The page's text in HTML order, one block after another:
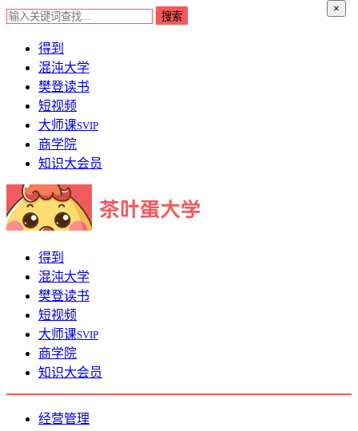
×
得到
混沌大学
樊登读书
短视频
大师课SVIP
商学院
知识大会员
得到
混沌大学
樊登读书
短视频
大师课SVIP
商学院
知识大会员
经营管理